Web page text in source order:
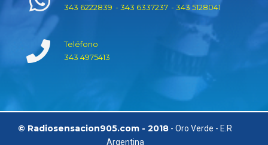
343 6222839 - 343 6337237 - 343 5128041
Teléfono
343 4975413
© Radiosensacion905.com - 2018 - Oro Verde - E.R
Argentina